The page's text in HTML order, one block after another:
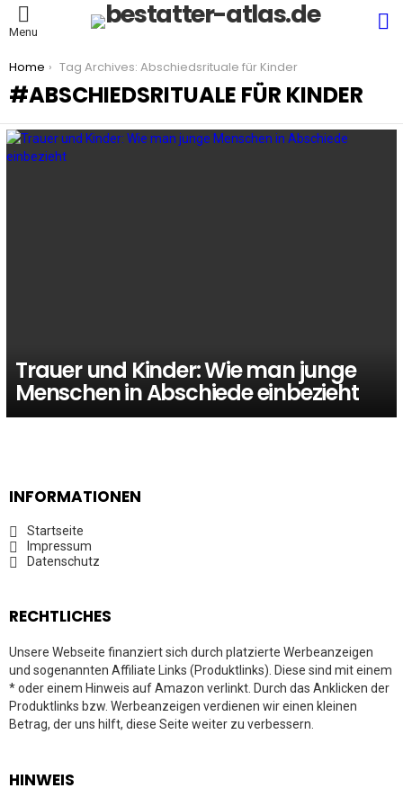
Menu
You are here:
Home Tag Archives: Abschiedsrituale für Kinder
ABSCHIEDSRITUALE FÜR KINDER
LATEST
Trauer und Kinder: Wie man junge
Menschen in Abschiede einbezieht
INFORMATIONEN
Startseite
Impressum
Datenschutz
RECHTLICHES
Unsere Webseite finanziert sich durch platzierte Werbeanzeigen
und sogenannten Affiliate Links (Produktlinks). Diese sind mit einem
* oder einem Hinweis auf Amazon verlinkt. Durch das Anklicken der
Produktlinks bzw. Werbeanzeigen verdienen wir einen kleinen
Betrag, der uns hilft, diese Seite weiter zu verbessern.
HINWEIS